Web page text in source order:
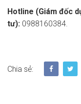
Hotline (Giám đốc
tư): 0988160384.
Chia sẻ: